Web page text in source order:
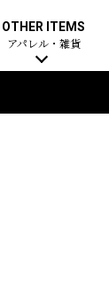
OTHER ITEMS
アパレル・雑貨